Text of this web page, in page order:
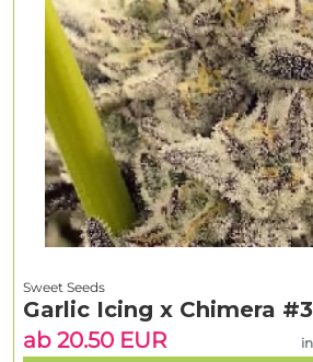
Sweet Seeds
Garlic Icing x Chimera #3
ab 20.50 EUR